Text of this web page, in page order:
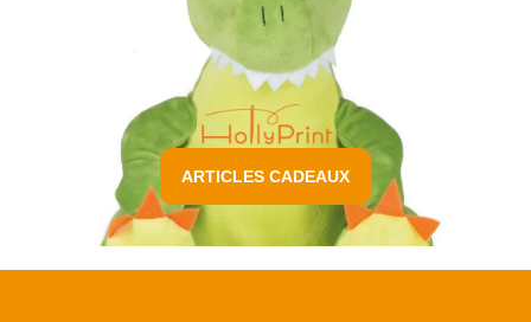
ARTICLES CADEAUX